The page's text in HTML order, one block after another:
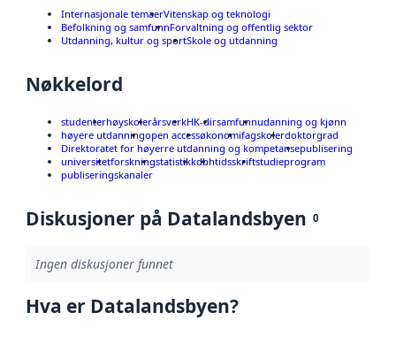
Internasjonale temaerVitenskap og teknologi
Befolkning og samfunnForvaltning og offentlig sektor
Utdanning, kultur og sportSkole og utdanning
Nøkkelord
studenterhøyskolerårsverkHK-dirsamfunnudanning og kjønn
høyere utdanningopen accessøkonomifagskolerdoktorgrad
Direktoratet for høyerre utdanning og kompetansepublisering
universitetforskningstatistikkdbhtidsskriftstudieprogram
publiseringskanaler
Diskusjoner på Datalandsbyen 0
Ingen diskusjoner funnet
Hva er Datalandsbyen?